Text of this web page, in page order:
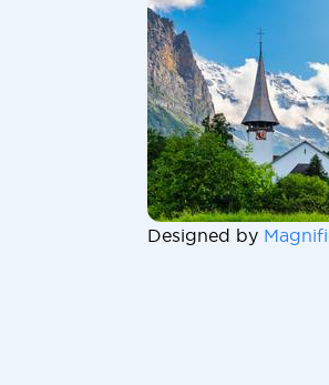
Designed by